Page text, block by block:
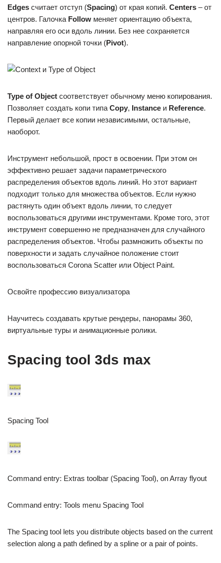
Edges считает отступ (Spacing) от края копий. Centers – от
центров. Галочка Follow меняет ориентацию объекта,
направляя его оси вдоль линии. Без нее сохраняется
направление опорной точки (Pivot).
Type of Object соответствует обычному меню копирования.
Позволяет создать копи типа Copy, Instance и Reference.
Первый делает все копии независимыми, остальные,
наоборот.
Инструмент небольшой, прост в освоении. При этом он
эффективно решает задачи параметрического
распределения объектов вдоль линий. Но этот вариант
подходит только для множества объектов. Если нужно
растянуть один объект вдоль линии, то следует
воспользоваться другими инструментами. Кроме того, этот
инструмент совершенно не предназначен для случайного
распределения объектов. Чтобы размножить объекты по
поверхности и задать случайное положение стоит
воспользоваться Corona Scatter или Object Paint.
Освойте профессию визуализатора
Научитесь создавать крутые рендеры, панорамы 360,
виртуальные туры и анимационные ролики.
Spacing tool 3ds max
Spacing Tool
Command entry: Extras toolbar (Spacing Tool), on Array flyout
Command entry: Tools menu Spacing Tool
The Spacing tool lets you distribute objects based on the current
selection along a path defined by a spline or a pair of points.